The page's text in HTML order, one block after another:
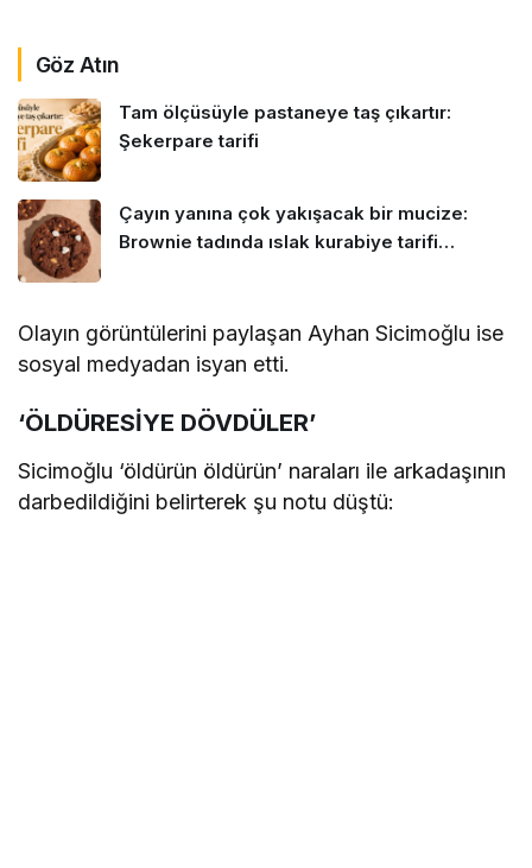
Göz Atın
Tam ölçüsüyle pastaneye taş çıkartır:
Şekerpare tarifi
Çayın yanına çok yakışacak bir mucize:
Brownie tadında ıslak kurabiye tarifi…
Olayın görüntülerini paylaşan Ayhan Sicimoğlu ise
sosyal medyadan isyan etti.
‘ÖLDÜRESİYE DÖVDÜLER’
Sicimoğlu ‘öldürün öldürün’ naraları ile arkadaşının
darbedildiğini belirterek şu notu düştü: